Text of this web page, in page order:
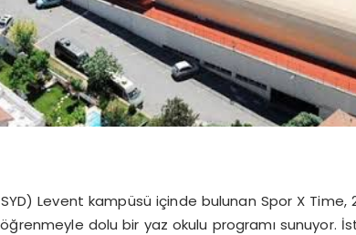
Levent kampüsü içinde bulunan Spor X Time,
dolu bir yaz okulu programı sunuyor.